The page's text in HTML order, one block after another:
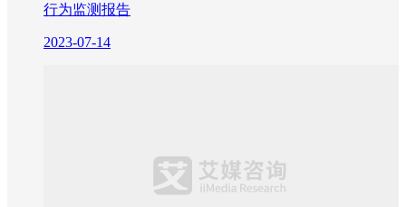
行为监测报告
2023-07-14